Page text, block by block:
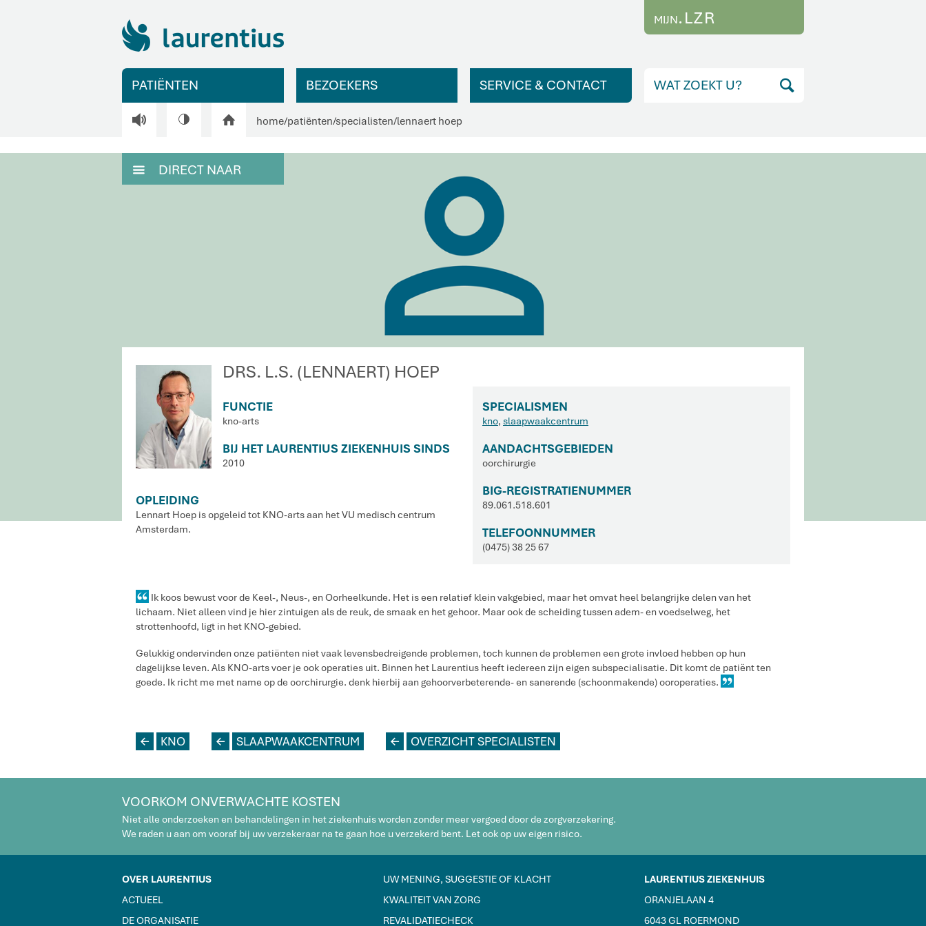
MIJN.LZR
PATIËNTEN BEZOEKERS SERVICE & CONTACT
V H home/patiënten/specialisten/lennaert hoep
M DIRECT NAAR
DRS. L.S. (LENNAERT) HOEP
FUNCTIE
kno-arts
BIJ HET LAURENTIUS ZIEKENHUIS SINDS
2010
SPECIALISMEN
kno, slaapwaakcentrum
AANDACHTSGEBIEDEN
oorchirurgie
BIG-REGISTRATIENUMMER
89.061.518.601
TELEFOONNUMMER
(0475) 38 25 67
OPLEIDING
Lennart Hoep is opgeleid tot KNO-arts aan het VU medisch centrum
Amsterdam.
Ik koos bewust voor de Keel-, Neus-, en Oorheelkunde. Het is een relatief klein vakgebied, maar het omvat heel belangrijke delen van het
lichaam. Niet alleen vind je hier zintuigen als de reuk, de smaak en het gehoor. Maar ook de scheiding tussen adem- en voedselweg, het
strottenhoofd, ligt in het KNO-gebied.
Gelukkig ondervinden onze patiënten niet vaak levensbedreigende problemen, toch kunnen de problemen een grote invloed hebben op hun
dagelijkse leven. Als KNO-arts voer je ook operaties uit. Binnen het Laurentius heeft iedereen zijn eigen subspecialisatie. Dit komt de patiënt ten
goede. Ik richt me met name op de oorchirurgie. denk hierbij aan gehoorverbeterende- en sanerende (schoonmakende) ooroperaties.
L KNO L SLAAPWAAKCENTRUM L OVERZICHT SPECIALISTEN
VOORKOM ONVERWACHTE KOSTEN
Niet alle onderzoeken en behandelingen in het ziekenhuis worden zonder meer vergoed door de zorgverzekering.
We raden u aan om vooraf bij uw verzekeraar na te gaan hoe u verzekerd bent. Let ook op uw eigen risico.
OVER LAURENTIUS
ACTUEEL
DE ORGANISATIE
UW MENING, SUGGESTIE OF KLACHT
KWALITEIT VAN ZORG
REVALIDATIECHECK
LAURENTIUS ZIEKENHUIS
ORANJELAAN 4
6043 GL ROERMOND